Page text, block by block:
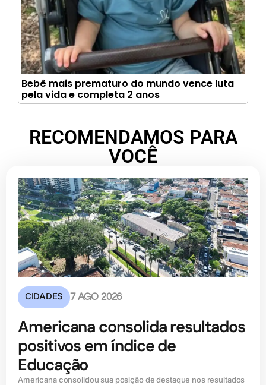
Bebê mais prematuro do mundo vence luta
pela vida e completa 2 anos
RECOMENDAMOS PARA
VOCÊ
CIDADES 7 AGO 2026
Americana consolida resultados
positivos em índice de
Educação
Americana consolidou sua posição de destaque nos resultados